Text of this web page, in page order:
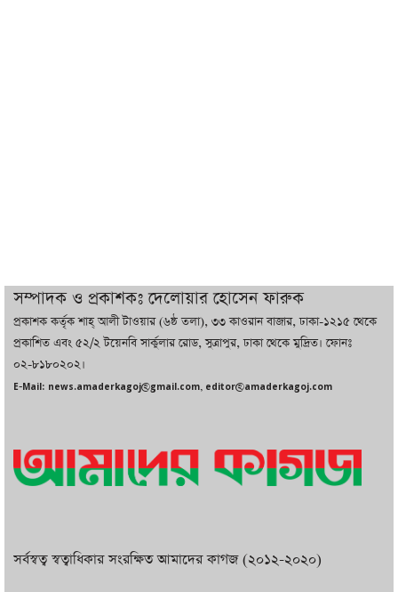
বাজারে কাঁচা মরিচে ‘আগুন’, ‘এত দাম তো
আগে দেখিনি’
সম্পাদক ও প্রকাশকঃ দেলোয়ার হোসেন ফারুক
প্রকাশক কর্তৃক শাহ্ আলী টাওয়ার (৬ষ্ঠ তলা), ৩৩ কাওরান বাজার, ঢাকা-১২১৫ থেকে
প্রকাশিত এবং ৫২/২ টয়েনবি সার্কুলার রোড, সুত্রাপুর, ঢাকা থেকে মুদ্রিত। ফোনঃ
০২-৮১৮০২০২।
E-Mail: news.amaderkagoj@gmail.com, editor@amaderkagoj.com
সর্বস্বত্ব স্বত্বাধিকার সংরক্ষিত আমাদের কাগজ (২০১২-২০২০)